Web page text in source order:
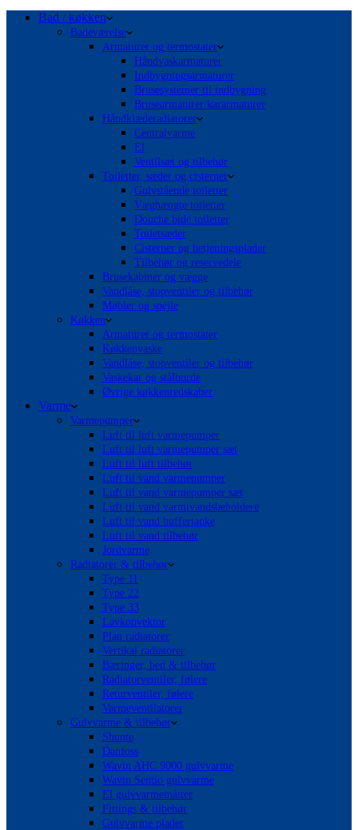
Bad / køkken
Badeværelse
Armaturer og termostater
Håndvaskarmaturer
Indbygningsarmaturer
Brusesystemer til indbygning
Brusearmaturer/kararmaturer
Håndklæderadiatorer
Centralvarme
El
Ventilsæt og tilbehør
Toiletter, sæder og cisterner
Gulvstående toiletter
Væghængte toiletter
Douche bide toiletter
Toiletsæder
Cisterner og betjeningsplader
Tilbehør og reservedele
Brusekabiner og vægge
Vandlåse, stopventiler og tilbehør
Møbler og spejle
Køkken
Armaturer og termostater
Køkkenvaske
Vandlåse, stopventiler og tilbehør
Vaskekar og stålborde
Øvrige køkkenredskaber
Varme
Varmepumper
Luft til luft varmepumper
Luft til luft varmepumper sæt
Luft til luft tilbehør
Luft til vand varmepumper
Luft til vand varmepumper sæt
Luft til vand varmtvandsbeholdere
Luft til vand buffertanke
Luft til vand tilbehør
Jordvarme
Radiatorer & tilbehør
Type 11
Type 22
Type 33
Lavkonvektor
Plan radiatorer
Vertikal radiatorer
Bæringer, ben & tilbehør
Radiatorventiler, følere
Returventiler, følere
Varmeventilatorer
Gulvvarme & tilbehør
Shunte
Danfoss
Wavin AHC 9000 gulvvarme
Wavin Sentio gulvvarme
El gulvvarmemåtter
Fittings & tilbehør
Gulvvarme plader